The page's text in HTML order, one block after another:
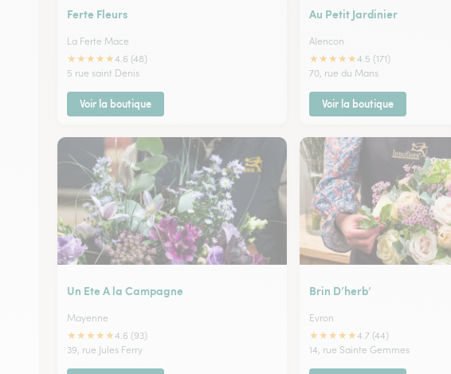
Ferte Fleurs
La Ferte Mace
★★★★★4.6 (48)
5 rue saint Denis
Voir la boutique
Au Petit Jardinier
Alencon
★★★★★4.5 (171)
70, rue du Mans
Voir la boutique
Un Ete A la Campagne
Mayenne
★★★★★4.6 (93)
39, rue Jules Ferry
Brin D’herb’
Evron
★★★★★4.7 (44)
14, rue Sainte Gemmes